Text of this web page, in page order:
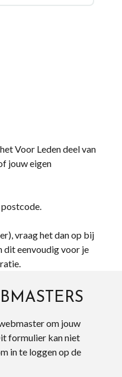
Voor Leden deel van
jouw eigen
postcode.
vraag het dan op bij
dit eenvoudig voor je
om jouw
formulier kan niet
in te loggen op de